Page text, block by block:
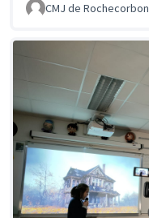
CMJ de Rochecorbon